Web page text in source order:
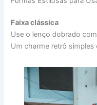
Faixa clássica
Use o lenço dobrado
Um charme retrô simples